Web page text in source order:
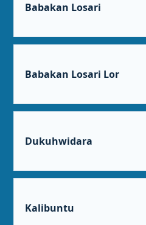
Babakan Losari
Babakan Losari Lor
Dukuhwidara
Kalibuntu